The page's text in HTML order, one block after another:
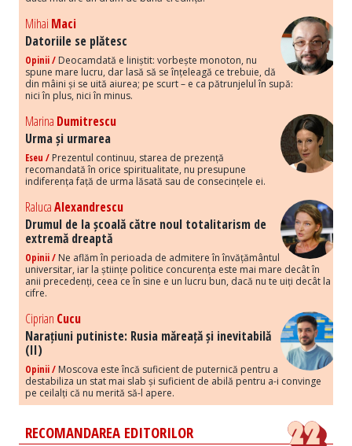
Mihai Maci
Datoriile se plătesc
Opinii / Deocamdată e liniștit: vorbește monoton, nu
spune mare lucru, dar lasă să se înțeleagă ce trebuie, dă
din mâini și se uită aiurea; pe scurt – e ca pătrunjelul în supă:
nici în plus, nici în minus.
Marina Dumitrescu
Urma și urmarea
Eseu / Prezentul continuu, starea de prezență
recomandată în orice spiritualitate, nu presupune
indiferența față de urma lăsată sau de consecințele ei.
RalucaAlexandrescu
Drumul de la școală către noul totalitarism de
extremă dreaptă
Opinii / Ne aflăm în perioada de admitere în învățământul
universitar, iar la științe politice concurența este mai mare decât în
anii precedenți, ceea ce în sine e un lucru bun, dacă nu te uiți decât la
cifre.
Ciprian Cucu
Narațiuni putiniste: Rusia măreață și inevitabilă
(II)
Opinii / Moscova este încă suficient de puternică pentru a
destabiliza un stat mai slab și suficient de abilă pentru a-i convinge
pe ceilalți că nu merită să-l apere.
RECOMANDAREA EDITORILOR